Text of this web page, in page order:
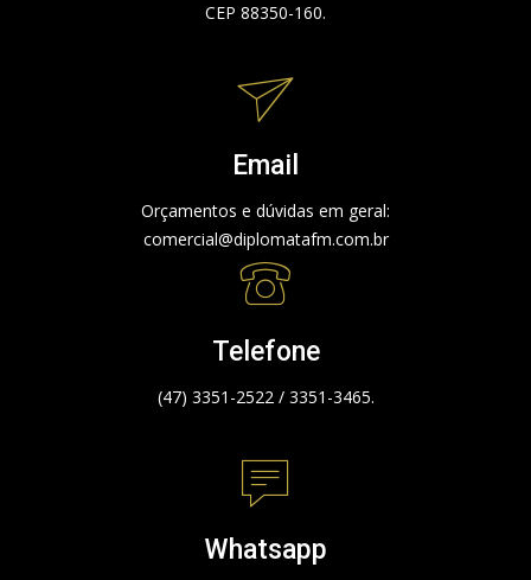
CEP 88350-160.
Email
Orçamentos e dúvidas em geral:
comercial@diplomatafm.com.br
Telefone
(47) 3351-2522 / 3351-3465.
Whatsapp